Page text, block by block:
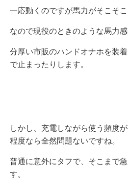
一応動くのですが馬力がそこそこ
なので現役のときのような馬力
分厚い市販のハンドオナホを装
で止まったりします。
しかし、充電しながら使う頻度
程度なら全然問題ないですね。
普通に意外にタフで、そこまで
す。